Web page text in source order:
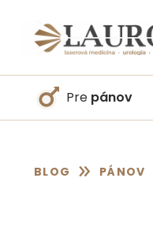
obsah
Pre pánov
BLOG » PÁNOV